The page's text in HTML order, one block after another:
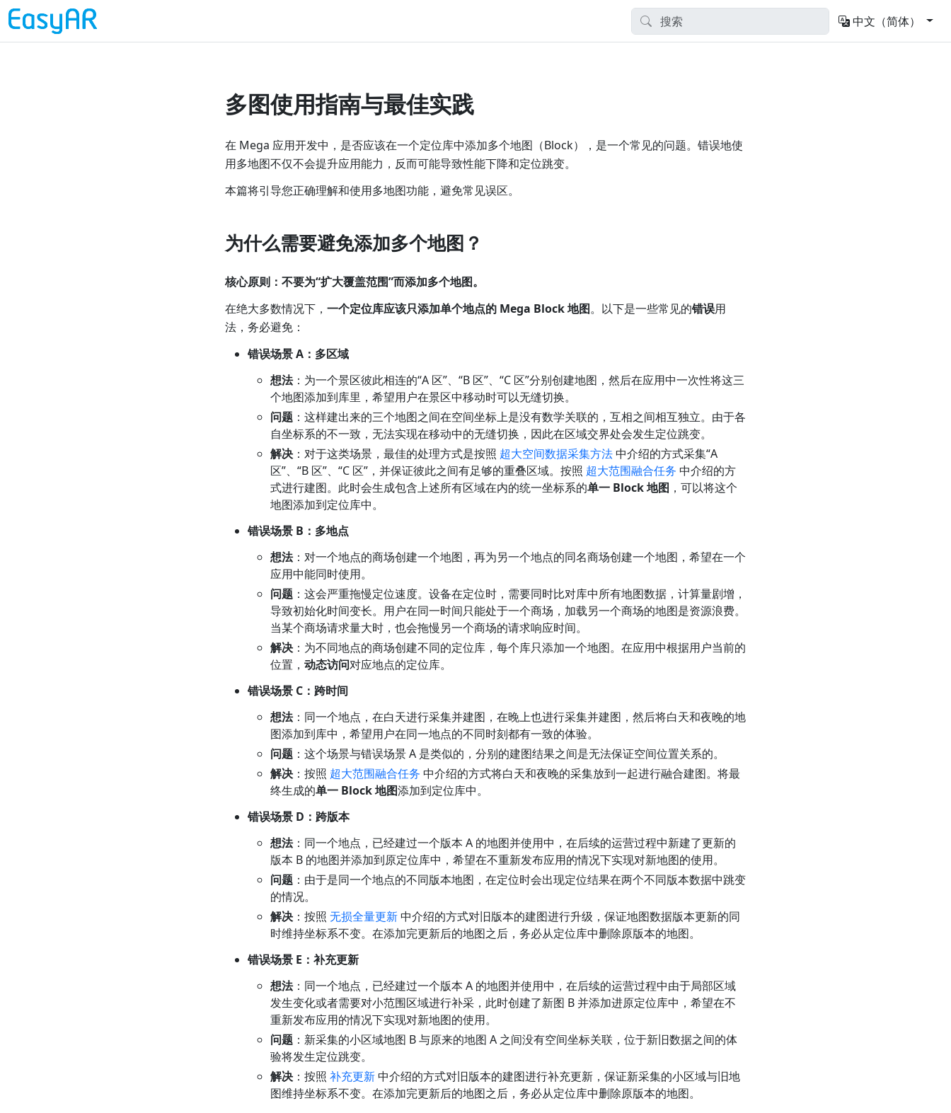
中文（简体）
多图使用指南与最佳实践
在 Mega 应用开发中，是否应该在一个定位库中添加多个地图（Block），是一个常见的问题。错误地使
用多地图不仅不会提升应用能力，反而可能导致性能下降和定位跳变。
本篇将引导您正确理解和使用多地图功能，避免常见误区。
为什么需要避免添加多个地图？
核心原则：不要为“扩大覆盖范围”而添加多个地图。
在绝大多数情况下， 一个定位库应该只添加单个地点的 Mega Block 地图。以下是一些常见的错误用
法，务必避免：
错误场景 A：多区域
想法：为一个景区彼此相连的“A 区”、“B 区”、“C 区”分别创建地图，然后在应用中一次性将这三
个地图添加到库里，希望用户在景区中移动时可以无缝切换。
问题：这样建出来的三个地图之间在空间坐标上是没有数学关联的，互相之间相互独立。由于各
自坐标系的不一致，无法实现在移动中的无缝切换，因此在区域交界处会发生定位跳变。
解决：对于这类场景，最佳的处理方式是按照 超大空间数据采集方法中介绍的方式采集“A
区”、“B 区”、“C 区”，并保证彼此之间有足够的重叠区域。按照 超大范围融合任务 中介绍的方
式进行建图。此时会生成包含上述所有区域在内的统一坐标系的单一 Block 地图 ，可以将这个
地图添加到定位库中。
错误场景 B：多地点
想法：对一个地点的商场创建一个地图，再为另一个地点的同名商场创建一个地图，希望在一个
应用中能同时使用。
问题：这会严重拖慢定位速度。设备在定位时，需要同时比对库中所有地图数据，计算量剧增，
导致初始化时间变长。用户在同一时间只能处于一个商场，加载另一个商场的地图是资源浪费。
当某个商场请求量大时，也会拖慢另一个商场的请求响应时间。
解决：为不同地点的商场创建不同的定位库，每个库只添加一个地图。在应用中根据用户当前的
位置， 动态访问对应地点的定位库。
错误场景 C：跨时间
想法：同一个地点，在白天进行采集并建图，在晚上也进行采集并建图，然后将白天和夜晚的地
图添加到库中，希望用户在同一地点的不同时刻都有一致的体验。
问题：这个场景与错误场景 A 是类似的，分别的建图结果之间是无法保证空间位置关系的。
解决：按照 超大范围融合任务 中介绍的方式将白天和夜晚的采集放到一起进行融合建图。将最
终生成的单一 Block 地图添加到定位库中。
错误场景 D：跨版本
想法：同一个地点，已经建过一个版本 A 的地图并使用中，在后续的运营过程中新建了更新的
版本 B 的地图并添加到原定位库中，希望在不重新发布应用的情况下实现对新地图的使用。
问题：由于是同一个地点的不同版本地图，在定位时会出现定位结果在两个不同版本数据中跳变
的情况。
解决：按照 无损全量更新中介绍的方式对旧版本的建图进行升级，保证地图数据版本更新的同
时维持坐标系不变。在添加完更新后的地图之后，务必从定位库中删除原版本的地图。
错误场景 E：补充更新
想法：同一个地点，已经建过一个版本 A 的地图并使用中，在后续的运营过程中由于局部区域
发生变化或者需要对小范围区域进行补采，此时创建了新图 B 并添加进原定位库中，希望在不
重新发布应用的情况下实现对新地图的使用。
问题：新采集的小区域地图 B 与原来的地图 A 之间没有空间坐标关联，位于新旧数据之间的体
验将发生定位跳变。
解决：按照 补充更新中介绍的方式对旧版本的建图进行补充更新，保证新采集的小区域与旧地
图维持坐标系不变。在添加完更新后的地图之后，务必从定位库中删除原版本的地图。